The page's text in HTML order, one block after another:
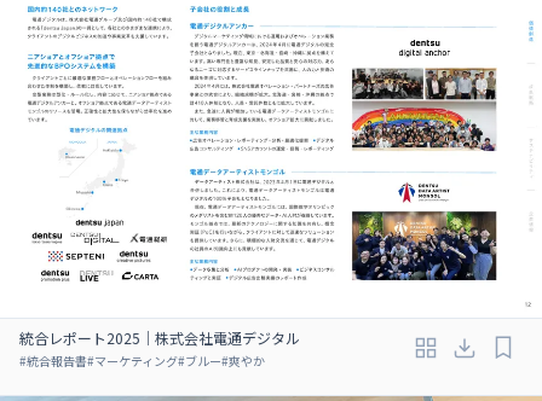
統合レポート2025｜株式会社電通デジタル
#統合報告書#マーケティング#ブルー#爽やか